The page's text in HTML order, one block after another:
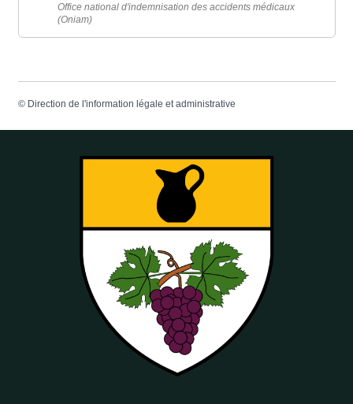
Office national d'indemnisation des accidents médicaux
(Oniam)
© Direction de l'information légale et administrative